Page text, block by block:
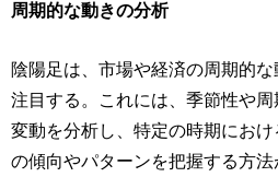
周期的な動きの分析
陰陽足は、市場や経済の周期的な
注目する。これには、季節性や周
変動を分析し、特定の時期におけ
の傾向やパターンを把握する方法